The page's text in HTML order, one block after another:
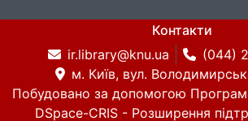
Контакти
ir.library@knu.ua
(044)
м. Київ, вул.
Побудовано за допомогою
DSpace-CRIS - Розширення